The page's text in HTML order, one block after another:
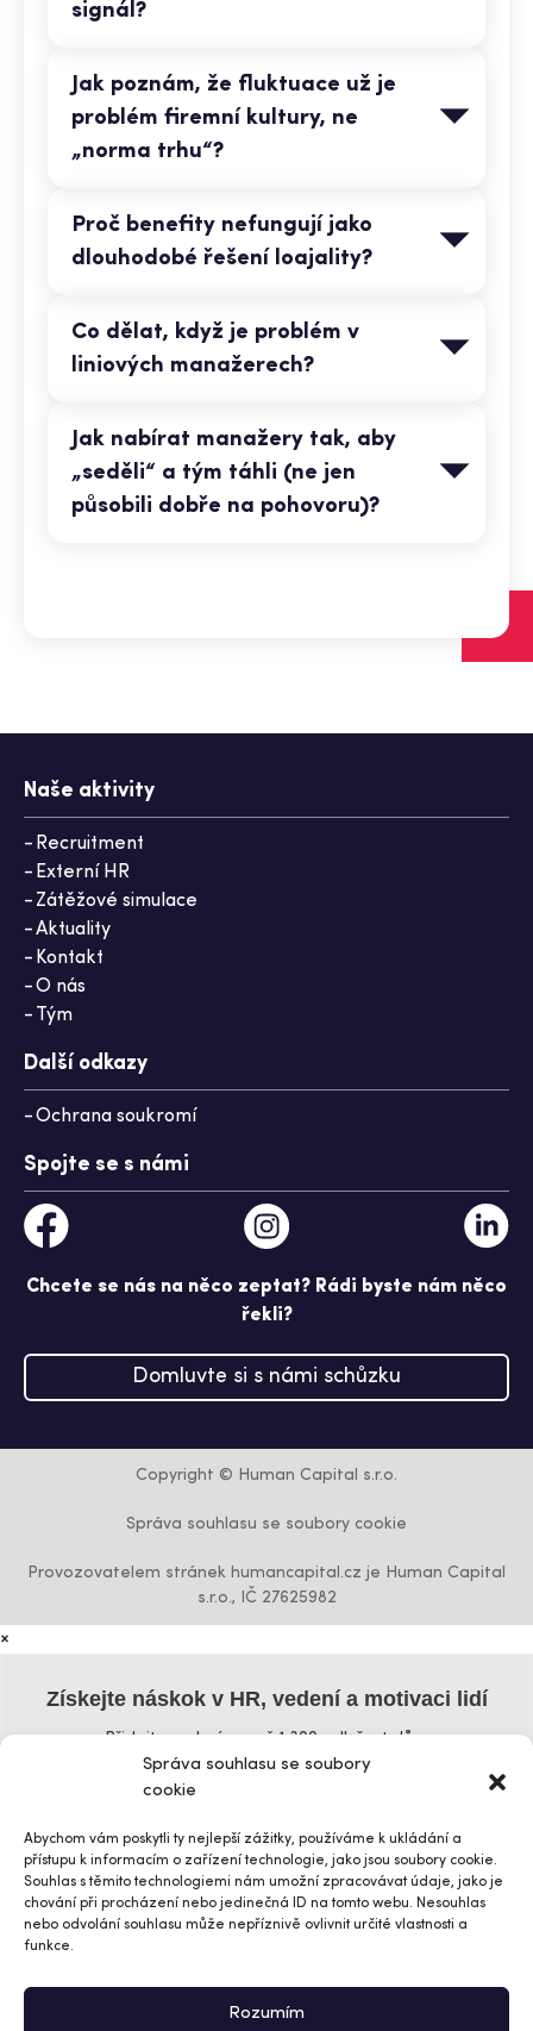
Správa souhlasu se soubory
cookie
Abychom vám poskytli ty nejlepší zážitky, používáme k ukládání a
přístupu k informacím o zařízení technologie, jako jsou soubory cookie.
Souhlas s těmito technologiemi nám umožní zpracovávat údaje, jako je
chování při procházení nebo jedinečná ID na tomto webu. Nesouhlas
nebo odvolání souhlasu může nepříznivě ovlivnit určité vlastnosti a
funkce.
Rozumím
signál?
Jak poznám, že fluktuace už je
problém firemní kultury, ne
„norma trhu“?
Proč benefity nefungují jako
dlouhodobé řešení loajality?
Co dělat, když je problém v
liniových manažerech?
Jak nabírat manažery tak, aby
„seděli“ a tým táhli (ne jen
působili dobře na pohovoru)?
Naše aktivity
Recruitment
Externí HR
Zátěžové simulace
Aktuality
Kontakt
O nás
Tým
Další odkazy
Ochrana soukromí
Spojte se s námi
Chcete se nás na něco zeptat? Rádi byste nám něco
řekli?
Domluvte si s námi schůzku
Copyright © Human Capital s.r.o.
Správa souhlasu se soubory cookie
Provozovatelem stránek humancapital.cz je Human Capital
s.r.o., IČ 27625982
×
Získejte náskok v HR, vedení a motivaci lidí
Přidejte se k více než 1 300 odběratelům
Příjmení
Vaše e-mailová adresa